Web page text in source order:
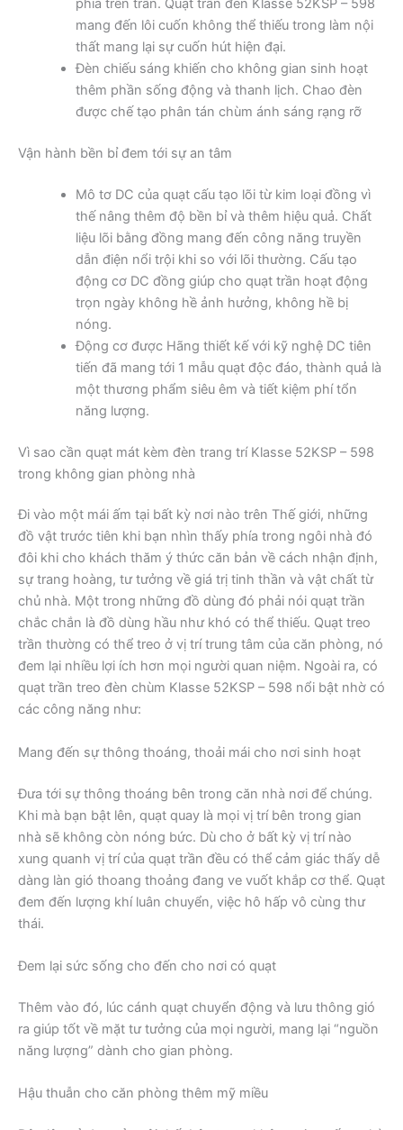
phía trên trần. Quạt trần đèn Klasse 52KSP – 598
mang đến lôi cuốn không thể thiếu trong làm nội
thất mang lại sự cuốn hút hiện đại.
Đèn chiếu sáng khiến cho không gian sinh hoạt
thêm phần sống động và thanh lịch. Chao đèn
được chế tạo phân tán chùm ánh sáng rạng rỡ
Vận hành bền bỉ đem tới sự an tâm
Mô tơ DC của quạt cấu tạo lõi từ kim loại đồng vì
thế nâng thêm độ bền bỉ và thêm hiệu quả. Chất
liệu lõi bằng đồng mang đến công năng truyền
dẫn điện nổi trội khi so với lõi thường. Cấu tạo
động cơ DC đồng giúp cho quạt trần hoạt động
trọn ngày không hề ảnh hưởng, không hề bị
nóng.
Động cơ được Hãng thiết kế với kỹ nghệ DC tiên
tiến đã mang tới 1 mẫu quạt độc đáo, thành quả là
một thương phẩm siêu êm và tiết kiệm phí tổn
năng lượng.
Vì sao cần quạt mát kèm đèn trang trí Klasse 52KSP – 598
trong không gian phòng nhà
Đi vào một mái ấm tại bất kỳ nơi nào trên Thế giới, những
đồ vật trước tiên khi bạn nhìn thấy phía trong ngôi nhà đó
đôi khi cho khách thăm ý thức căn bản về cách nhận định,
sự trang hoàng, tư tưởng về giá trị tinh thần và vật chất từ
chủ nhà. Một trong những đồ dùng đó phải nói quạt trần
chắc chắn là đồ dùng hầu như khó có thể thiếu. Quạt treo
trần thường có thể treo ở vị trí trung tâm của căn phòng, nó
đem lại nhiều lợi ích hơn mọi người quan niệm. Ngoài ra, có
quạt trần treo đèn chùm Klasse 52KSP – 598 nổi bật nhờ có
các công năng như:
Mang đến sự thông thoáng, thoải mái cho nơi sinh hoạt
Đưa tới sự thông thoáng bên trong căn nhà nơi để chúng.
Khi mà bạn bật lên, quạt quay là mọi vị trí bên trong gian
nhà sẽ không còn nóng bức. Dù cho ở bất kỳ vị trí nào
xung quanh vị trí của quạt trần đều có thể cảm giác thấy dễ
dàng làn gió thoang thoảng đang ve vuốt khắp cơ thể. Quạt
đem đến lượng khí luân chuyển, việc hô hấp vô cùng thư
thái.
Đem lại sức sống cho đến cho nơi có quạt
Thêm vào đó, lúc cánh quạt chuyển động và lưu thông gió
ra giúp tốt về mặt tư tưởng của mọi người, mang lại “nguồn
năng lượng” dành cho gian phòng.
Hậu thuẫn cho căn phòng thêm mỹ miều